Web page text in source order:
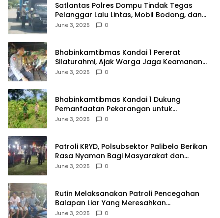
Satlantas Polres Dompu Tindak Tegas
Pelanggar Lalu Lintas, Mobil Bodong, dan
Kendaraan Tak Bayar Pajak
June 3, 2025 0
Bhabinkamtibmas Kandai 1 Pererat
Silaturahmi, Ajak Warga Jaga Keamanan
Lingkungan
June 3, 2025 0
Bhabinkamtibmas Kandai 1 Dukung
Pemanfaatan Pekarangan untuk
Ketahanan Pangan Menuju Indonesia Emas
June 3, 2025 0
Patroli KRYD, Polsubsektor Palibelo Berikan
Rasa Nyaman Bagi Masyarakat dan
Antisipasi Aksi Menjurus Premanisme
June 3, 2025 0
Rutin Melaksanakan Patroli Pencegahan
Balapan Liar Yang Meresahkan
Masyarakat, Polsek Soromandi
June 3, 2025 0